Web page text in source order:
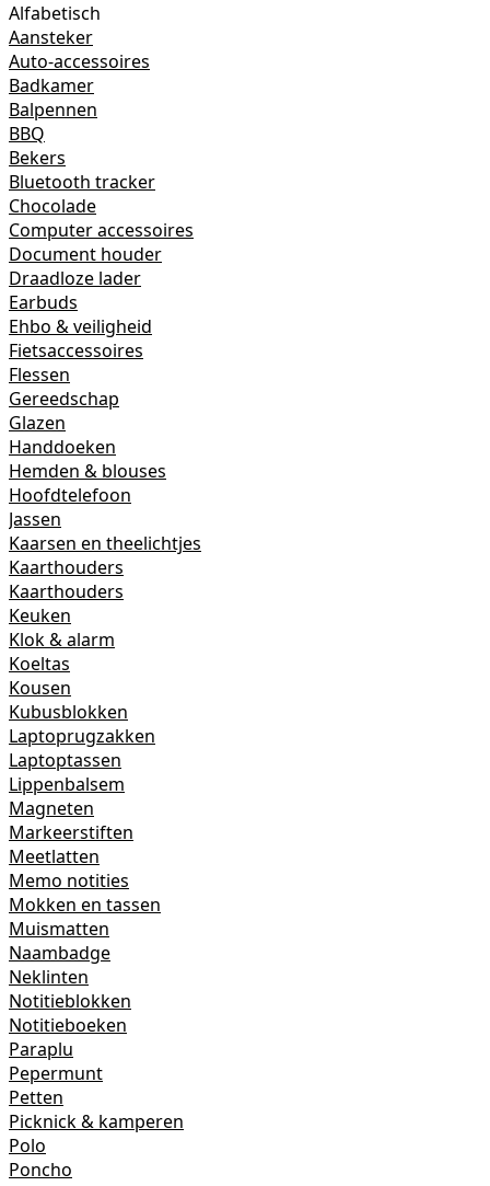
Alfabetisch
Aansteker
Auto-accessoires
Badkamer
Balpennen
BBQ
Bekers
Bluetooth tracker
Chocolade
Computer accessoires
Document houder
Draadloze lader
Earbuds
Ehbo & veiligheid
Fietsaccessoires
Flessen
Gereedschap
Glazen
Handdoeken
Hemden & blouses
Hoofdtelefoon
Jassen
Kaarsen en theelichtjes
Kaarthouders
Kaarthouders
Keuken
Klok & alarm
Koeltas
Kousen
Kubusblokken
Laptoprugzakken
Laptoptassen
Lippenbalsem
Magneten
Markeerstiften
Meetlatten
Memo notities
Mokken en tassen
Muismatten
Naambadge
Neklinten
Notitieblokken
Notitieboeken
Paraplu
Pepermunt
Petten
Picknick & kamperen
Polo
Poncho